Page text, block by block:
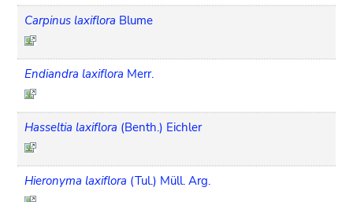
Carpinus laxiflora Blume
Endiandra laxiflora Merr.
Hasseltia laxiflora (Benth.) Eichler
Hieronyma laxiflora (Tul.) Müll. Arg.